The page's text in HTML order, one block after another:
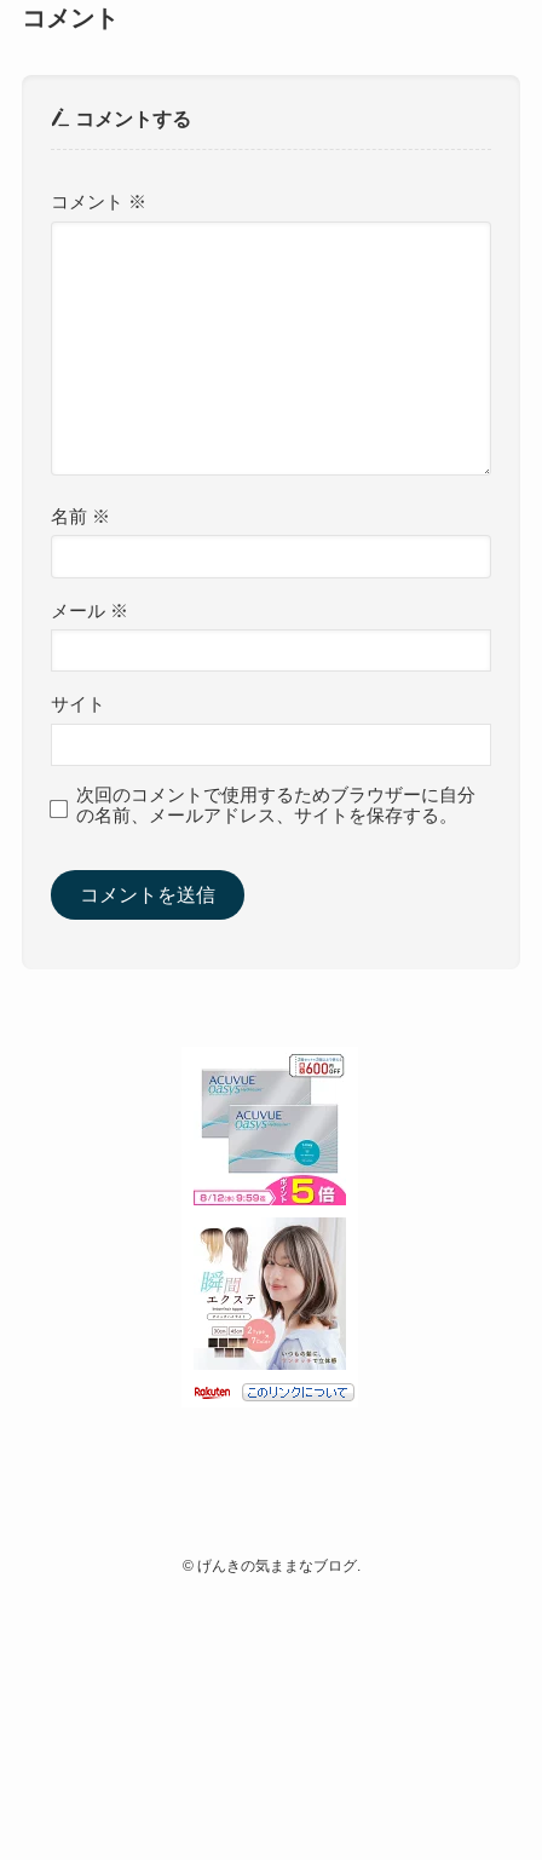
コメント
コメントする
コメント ※
名前 ※
メール ※
サイト
次回のコメントで使用するためブラウザーに自分
の名前、メールアドレス、サイトを保存する。
©げんきの気ままなブログ.